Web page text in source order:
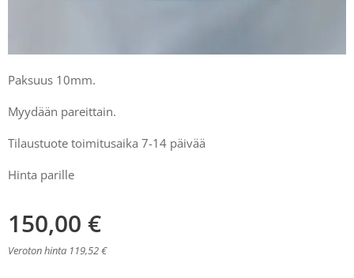
Paksuus 10mm.
Myydään pareittain.
Tilaustuote toimitusaika 7-14 päivää
Hinta parille
150,00 €
Veroton hinta 119,52 €